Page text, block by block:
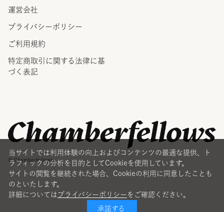
運営会社
プライバシーポリシー
ご利用規約
特定商取引に関する法律に 基
づく表記
© Chamberfellows
当サイトでは利用体験の向上およびコンテンツの最適な提供、ト
ラフィックの分析を目的としてCookieを使用しています。
サイトの閲覧を継続された場合、Cookieの利用に同意したことも
のといたします。
詳細については プライバシーポリシー をご確認ください。
承諾する